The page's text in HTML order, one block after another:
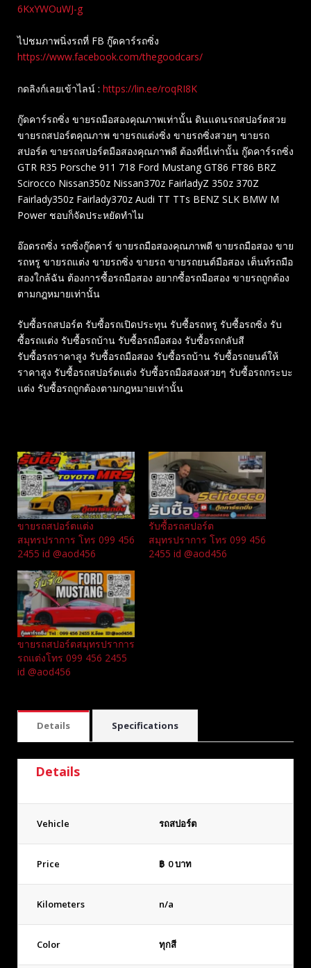
6KxYWOuWJ-g
ไปชมภาพนิ่งรถที่ FB กู๊ดคาร์รถซิ่ง
https://www.facebook.com/thegoodcars/
กดลิงก์เลยเข้าไลน์ : https://lin.ee/roqRI8K
กู๊ดคาร์รถซิ่ง ขายรถมือสองคุณภาพเท่านั้น ดินแดนรถสปอร์ตสวย
ขายรถสปอร์ตคุณภาพ ขายรถแต่งซิ่ง ขายรถซิ่งสวยๆ ขายรถ
สปอร์ต ขายรถสปอร์ตมือสองคุณภาพดี ต้องที่นี่เท่านั้น กู๊ดคาร์รถซิ่ง
GTR R35 Porsche 911 718 Ford Mustang GT86 FT86 BRZ
Scirocco Nissan350z Nissan370z FairladyZ 350z 370Z
Fairlady350z Fairlady370z Audi TT TTs BENZ SLK BMW M
Power ชอบก็จัดประหยัดทำไม
อ๊อดรถซิ่ง รถซิ่งกู๊ดคาร์ ขายรถมือสองคุณภาพดี ขายรถมือสอง ขาย
รถหรู ขายรถแต่ง ขายรถซิ่ง ขายรถ ขายรถยนต์มือสอง เต็นท์รถมือ
สองใกล้ฉัน ต้องการซื้อรถมือสอง อยากซื้อรถมือสอง ขายรถถูกต้อง
ตามกฎหมายเท่านั้น
รับซื้อรถสปอร์ต รับซื้อรถเปิดประทุน รับซื้อรถหรู รับซื้อรถซิ่ง รับ
ซื้อรถแต่ง รับซื้อรถบ้าน รับซื้อรถมือสอง รับซื้อรถกลับสี
รับซื้อรถราคาสูง รับซื้อรถมือสอง รับซื้อรถบ้าน รับซื้อรถยนต์ให้
ราคาสูง รับซื้อรถสปอร์ตแต่ง รับซื้อรถมือสองสวยๆ รับซื้อรถกระบะ
แต่ง รับซื้อรถถูกต้องตามกฎหมายเท่านั้น
ขายรถสปอร์ตแต่ง
สมุทรปราการ โทร 099 456
2455 id @aod456
รับซื้อรถสปอร์ต
สมุทรปราการ โทร 099 456
2455 id @aod456
ขายรถสปอร์ตสมุทรปราการ
รถแต่งโทร 099 456 2455
id @aod456
Details Specifications
Details
Vehicle รถสปอร์ต
Price ฿ 0บาท
Kilometers n/a
Color ทุกสี